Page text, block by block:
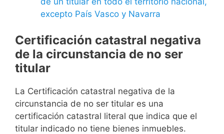
excepto País Vasco y Navarra
Certificación catastral negativa
de la circunstancia de no ser
titular
La Certificación catastral negativa de la
circunstancia de no ser titular es una
certificación catastral literal que indica que el
titular indicado no tiene bienes inmuebles.